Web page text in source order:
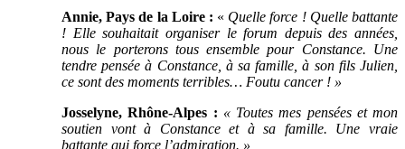
Annie, Pays de la Loire : « Quelle force ! Quelle battante
! Elle souhaitait organiser le forum depuis des années,
nous le porterons tous ensemble pour Constance. Une
tendre pensée à Constance, à sa famille, à son fils Julien,
ce sont des moments terribles… Foutu cancer ! »
Josselyne, Rhône-Alpes : « Toutes mes pensées et mon
soutien vont à Constance et à sa famille. Une vraie
battante qui force l’admiration. »